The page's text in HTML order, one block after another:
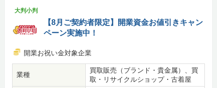
大判小判
【8月ご契約者限定】開業資金お値引きキャン
ペーン実施中！
開業お祝い金対象企業
業種
買取販売（ブランド・貴金属）、買
取・リサイクルショップ・古着屋